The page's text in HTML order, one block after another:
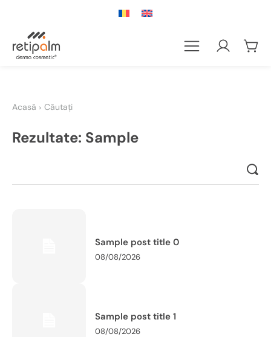
Acasă Căutați
Rezultate: Sample
Sample post title 0
08/08/2026
Sample post title 1
08/08/2026